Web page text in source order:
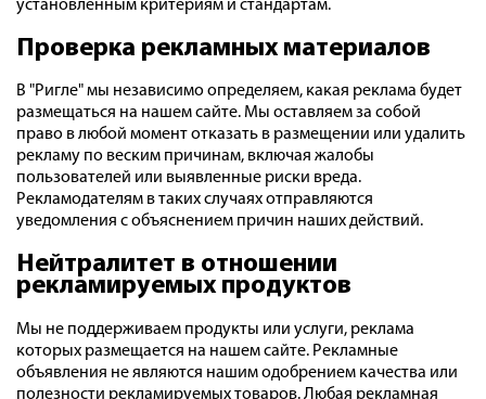
установленным критериям и стандартам.
Проверка рекламных материалов
В "Ригле" мы независимо определяем, какая реклама будет
размещаться на нашем сайте. Мы оставляем за собой
право в любой момент отказать в размещении или удалить
рекламу по веским причинам, включая жалобы
пользователей или выявленные риски вреда.
Рекламодателям в таких случаях отправляются
уведомления с объяснением причин наших действий.
Нейтралитет в отношении
рекламируемых продуктов
Мы не поддерживаем продукты или услуги, реклама
которых размещается на нашем сайте. Рекламные
объявления не являются нашим одобрением качества или
полезности рекламируемых товаров. Любая рекламная